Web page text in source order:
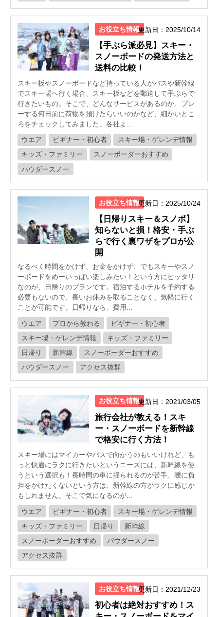
お役立ち情報更新日：2025/10/14
【手ぶら派必見】スキー・
スノーボードの発送方法と
送料の比較！
スキー板やスノーボードなど持っている人がバスや新幹線
でスキー場へ行く場合、スキー板などを郵送して手ぶらで
行きたいもの。そこで、どんなサービスがあるのか、プレ
ーする何日前に荷物を預けたらいいのかなど、細かいとこ
ろをチェックしてみました。各社よ...
ウエア ビギナー・初心者
スキー場・ゲレンデ情報
キッズ・ファミリー
スノーボーダーおすすめ
パウダースノー
お役立ち情報更新日：2025/10/24
【日帰りスキー＆スノボ】
知らないと損！格安・手ぶ
らで行く裏ワザをプロが公
開
なるべく時間をかけず、お金をかけず、でもスキーやスノ
ーボードをめーいっぱい楽しみたい！という方にピッタリ
なのが、日帰りのプランです。宿泊するホテルを予約する
必要もないので、長いお休みを取ることなく、気軽に行く
ことが可能です。日帰りなら、費用...
ウエア プロから教わる
ビギナー・初心者
スキー場・ゲレンデ情報
キッズ・ファミリー
日帰り
新幹線
スノーボーダーおすすめ
パウダースノー
アクセス抜群
お役立ち情報更新日：2021/03/05
旅行会社が教える！スキ
ー・スノーボードを新幹線
で格安に行く方法！
スキー場にはマイカーやバスで向かうのもいいけれど、も
っと快適にラクに行きたいというニーズには、新幹線を使
うという選択も！長時間の車に揺られるのが苦手、腰に負
担をかけたくないという方は、新幹線の方がラクに感じか
もしれません。そこで気になるのが...
ウエア ビギナー・初心者
スキー場・ゲレンデ情報
キッズ・ファミリー
日帰り
新幹線
スノーボーダーおすすめ
パウダースノー
アクセス抜群
お役立ち情報更新日：2021/12/23
初心者は絶対おすすめ！ス